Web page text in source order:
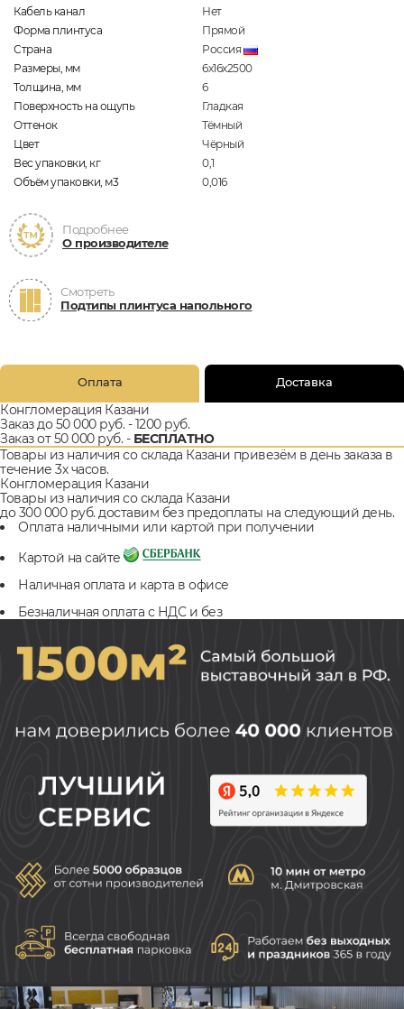
Кабель канал
Нет
Форма плинтуса
Прямой
Страна
Россия
Размеры, мм
6х16х2500
Толщина, мм
6
Поверхность на ощупь
Гладкая
Оттенок
Тёмный
Цвет
Чёрный
Вес упаковки, кг
0,1
Объём упаковки, м3
0,016
Подробнее
О производителе
Смотреть
Подтипы плинтуса напольного
Оплата Доставка
Конгломерация Казани
Заказ до 50 000 руб. - 1200 руб.
Заказ от 50 000 руб. - БЕСПЛАТНО
Товары из наличия со склада Казани привезём в день заказа в
течение 3х часов.
Конгломерация Казани
Товары из наличия со склада Казани
до 300 000 руб. доставим без предоплаты на следующий день.
Оплата наличными или картой при получении
Картой на сайте
Наличная оплата и карта в офисе
Безналичная оплата с НДС и без